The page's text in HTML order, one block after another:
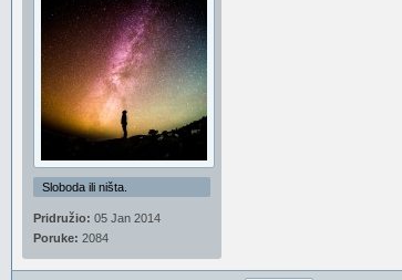
Sloboda ili ništa.
Pridružio: 05 Jan 2014
Poruke: 2084